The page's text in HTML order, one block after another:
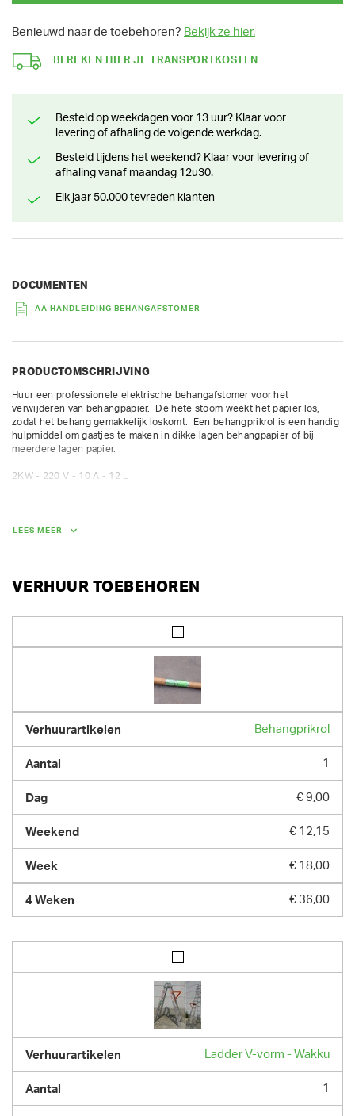
Benieuwd naar de toebehoren? Bekijk ze hier.
BEREKEN HIER JE TRANSPORTKOSTEN
Besteld op weekdagen voor 13 uur? Klaar voor
levering of afhaling de volgende werkdag.
Besteld tijdens het weekend? Klaar voor levering of
afhaling vanaf maandag 12u30.
Elk jaar 50.000 tevreden klanten
DOCUMENTEN
AA HANDLEIDING BEHANGAFSTOMER
PRODUCTOMSCHRIJVING
Huur een professionele elektrische behangafstomer voor het
verwijderen van behangpapier.  De hete stoom weekt het papier los,
zodat het behang gemakkelijk loskomt.  Een behangprikrol is een handig
hulpmiddel om gaatjes te maken in dikke lagen behangpapier of bij
meerdere lagen papier.
2KW - 220 V - 10 A - 12 L
LEES MEER
VERHUUR TOEBEHOREN
Behangprikrol
1
€ 9,00
€ 12,15
€ 18,00
€ 36,00
Ladder V-vorm - Wakku
1